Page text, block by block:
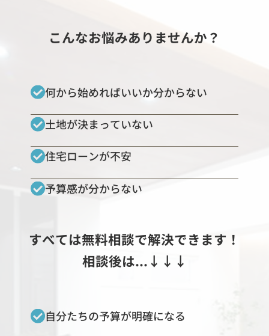
こんなお悩みありませんか？
何から始めればいいか分からない
土地が決まっていない
住宅ローンが不安
予算感が分からない
すべては無料相談で解決できます！
相談後は...↓↓↓
自分たちの予算が明確になる